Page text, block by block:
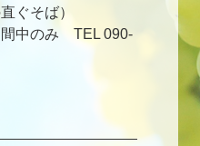
ぐそば）
間中のみ TEL 090-